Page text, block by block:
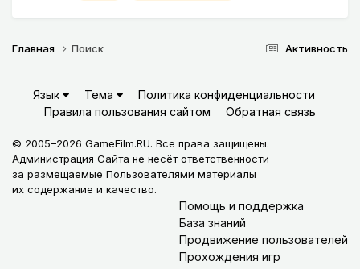
Активность
Главная Поиск
Язык Тема
Политика конфиденциальности
Правила пользования сайтом
Обратная связь
© 2005–2026 GameFilm.RU. Все права защищены.
Администрация Сайта не несёт ответственности
за размещаемые Пользователями материалы
их содержание и качество.
Помощь и поддержка
База знаний
Продвижение пользователей
Прохождения игр